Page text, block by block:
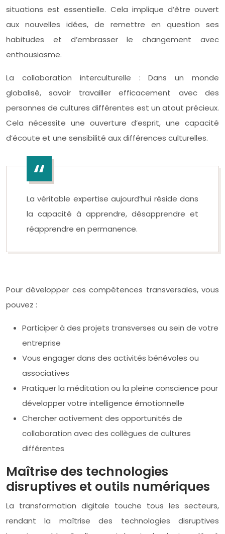
situations est essentielle. Cela implique d’être ouvert
aux nouvelles idées, de remettre en question ses
habitudes et d’embrasser le changement avec
enthousiasme.
La collaboration interculturelle : Dans un monde
globalisé, savoir travailler efficacement avec des
personnes de cultures différentes est un atout précieux.
Cela nécessite une ouverture d’esprit, une capacité
d’écoute et une sensibilité aux différences culturelles.
La véritable expertise aujourd’hui réside dans
la capacité à apprendre, désapprendre et
réapprendre en permanence.
Pour développer ces compétences transversales, vous
pouvez :
Participer à des projets transverses au sein de votre
entreprise
Vous engager dans des activités bénévoles ou
associatives
Pratiquer la méditation ou la pleine conscience pour
développer votre intelligence émotionnelle
Chercher activement des opportunités de
collaboration avec des collègues de cultures
différentes
Maîtrise des technologies
disruptives et outils numériques
La transformation digitale touche tous les secteurs,
rendant la maîtrise des technologies disruptives